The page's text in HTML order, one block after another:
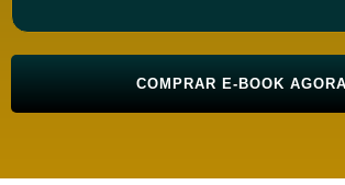
COMPRAR E-BOOK AGORA